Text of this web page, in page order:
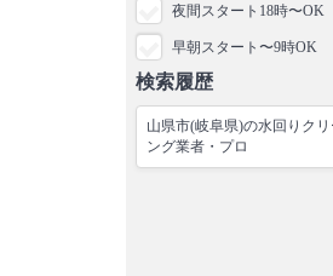
夜間スタート18時〜OK
早朝スタート〜9時OK
検索履歴
山県市(岐阜県)の水回りクリ
ング業者・プロ